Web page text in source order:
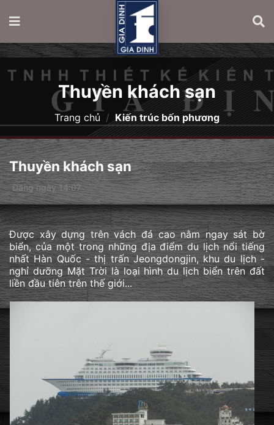
Thuyền khách sạn
Trang chủ / Kiến trúc bốn phương
Thuyền khách sạn
Đăng ngày 14:07
Được xây dựng trên vách đá cao nằm ngay sát bờ
biển, của một trong những địa điểm du lịch nổi tiếng
nhất Hàn Quốc - thị trấn Jeongdongjin, khu du lịch -
nghỉ dưỡng Mặt Trời là loại hình du lịch biển trên đất
liền đầu tiên trên thế giới...